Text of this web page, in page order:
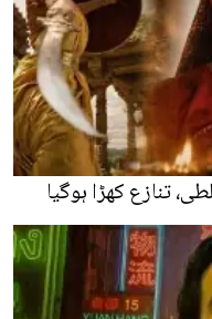
تنازع کھڑا ہوگیا